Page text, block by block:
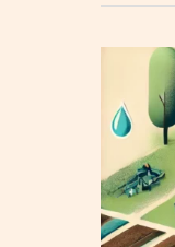
strengere
rond
PFAS